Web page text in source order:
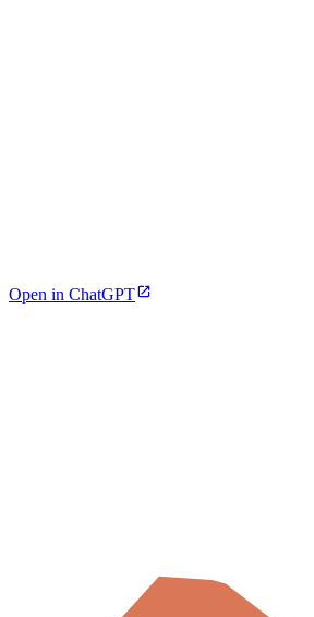
Open in ChatGPT